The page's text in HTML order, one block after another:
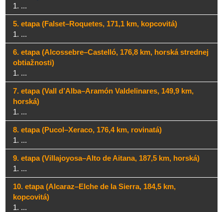
1. ...
5. etapa (Falset–Roquetes, 171,1 km, kopcovitá)
1. ...
6. etapa (Alcossebre–Castelló, 176,8 km, horská strednej
obtiažnosti)
1. ...
7. etapa (Vall d’Alba–Aramón Valdelinares, 149,9 km,
horská)
1. ...
8. etapa (Pucol–Xeraco, 176,4 km, rovinatá)
1. ...
9. etapa (Villajoyosa–Alto de Aitana, 187,5 km, horská)
1. ...
10. etapa (Alcaraz–Elche de la Sierra, 184,5 km,
kopcovitá)
1. ...